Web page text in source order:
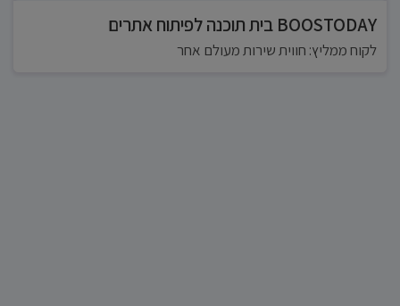
BOOSTODAY בית תוכנה לפיתוח אתרים
לקוח ממליץ: חווית שירות מעולם אחר